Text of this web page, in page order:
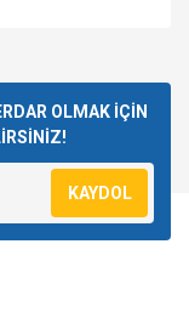
OLMAK İÇİN
KAYDOL